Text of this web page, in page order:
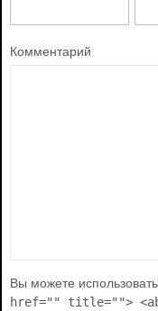
Комментарий
Вы можете
href="" title="">